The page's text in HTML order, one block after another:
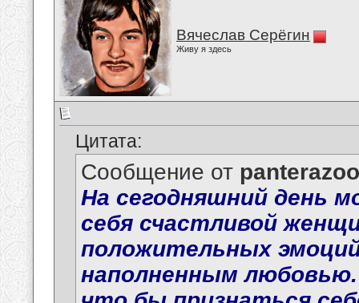
Вячеслав Серёгин
Живу я здесь
Цитата:
Сообщение от
На сегодняшний день
себя счастливой
положительных
наполненным